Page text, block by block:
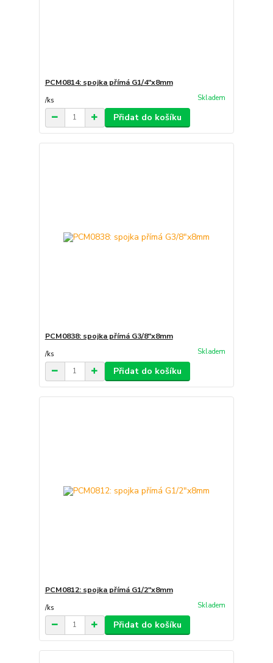
PCM0814: spojka přímá G1/4"x8mm
/ks Skladem
Přidat do košíku
PCM0838: spojka přímá G3/8"x8mm
/ks Skladem
Přidat do košíku
PCM0812: spojka přímá G1/2"x8mm
/ks Skladem
Přidat do košíku